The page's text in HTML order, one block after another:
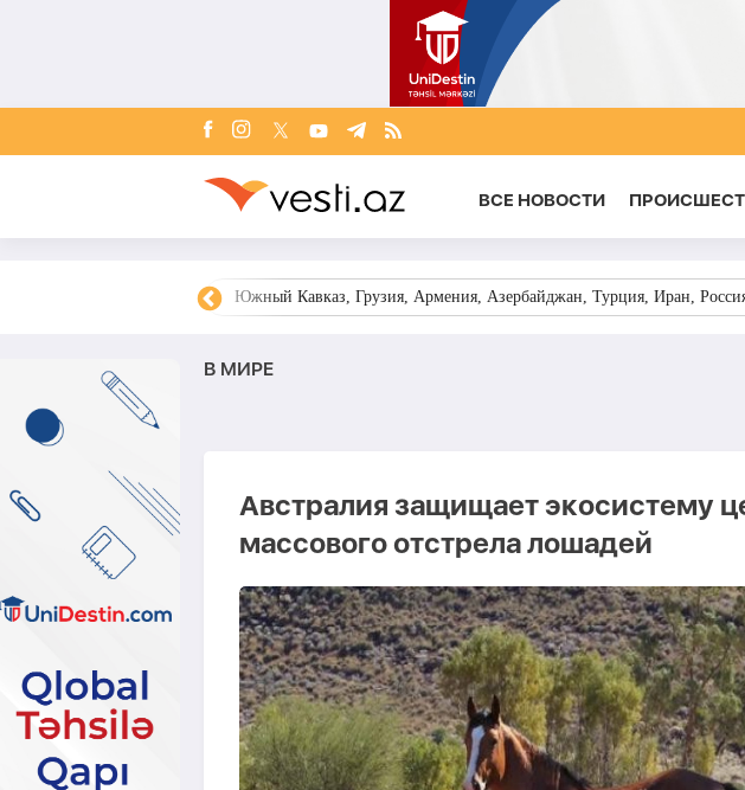
ВСЕ НОВОСТИ
Южный Кавказ, Грузия, Армения, Азербайджан, Турция, Иран,
В МИРЕ
Австралия защищает экосистему
массового отстрела лошадей